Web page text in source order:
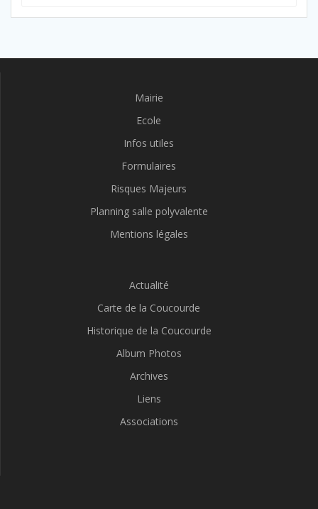
:
Mairie
Ecole
Infos utiles
Formulaires
Risques Majeurs
Planning salle polyvalente
Mentions légales
Actualité
Carte de la Coucourde
Historique de la Coucourde
Album Photos
Archives
Liens
Associations